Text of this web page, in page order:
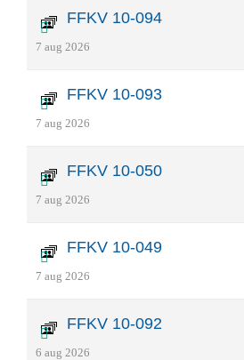
FFKV 10-094
7 aug 2026
FFKV 10-093
7 aug 2026
FFKV 10-050
7 aug 2026
FFKV 10-049
7 aug 2026
FFKV 10-092
6 aug 2026